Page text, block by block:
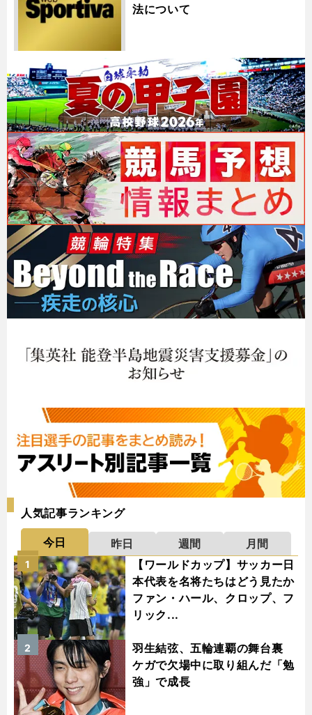
法について
人気記事ランキング
今日 昨日 週間
月間
【ワールドカップ】サッカー日
本代表を名将たちはどう見たか
ファン・ハール、クロップ、フ
リック...
1
羽生結弦、五輪連覇の舞台裏
ケガで欠場中に取り組んだ「勉
強」で成長
2